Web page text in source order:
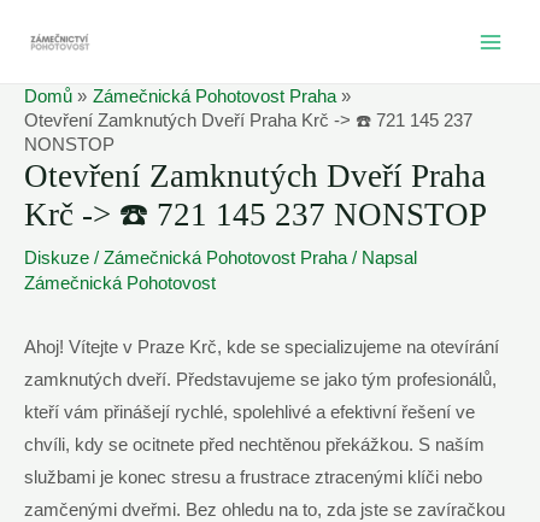
Domů
Zámečnická Pohotovost Praha
Otevření Zamknutých Dveří Praha Krč -> ☎️ 721 145 237
NONSTOP
Otevření Zamknutých Dveří Praha
Krč -> ☎️ 721 145 237 NONSTOP
Diskuze / Zámečnická Pohotovost Praha / Napsal
Zámečnická Pohotovost
Ahoj! Vítejte v Praze Krč, kde se specializujeme na otevírání
zamknutých dveří. Představujeme se jako tým profesionálů,
kteří vám přinášejí rychlé, spolehlivé a efektivní řešení ve
chvíli, kdy se ocitnete před nechtěnou překážkou. S naším
službami je konec stresu a frustrace ztracenými klíči nebo
zamčenými dveřmi. Bez ohledu na to, zda jste se zavíračkou